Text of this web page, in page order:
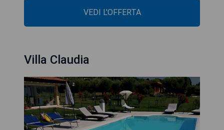
VEDI L'OFFERTA
Villa Claudia